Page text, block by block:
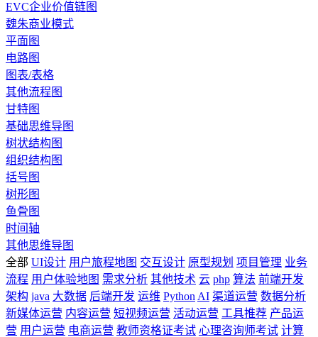
EVC企业价值链图
魏朱商业模式
平面图
电路图
图表/表格
其他流程图
甘特图
基础思维导图
树状结构图
组织结构图
括号图
树形图
鱼骨图
时间轴
其他思维导图
全部 UI设计 用户旅程地图 交互设计 原型规划 项目管理 业务
流程 用户体验地图 需求分析 其他技术 云 php 算法 前端开发
架构 java 大数据 后端开发 运维 Python AI 渠道运营 数据分析
新媒体运营 内容运营 短视频运营 活动运营 工具推荐 产品运
营 用户运营 电商运营 教师资格证考试 心理咨询师考试 计算